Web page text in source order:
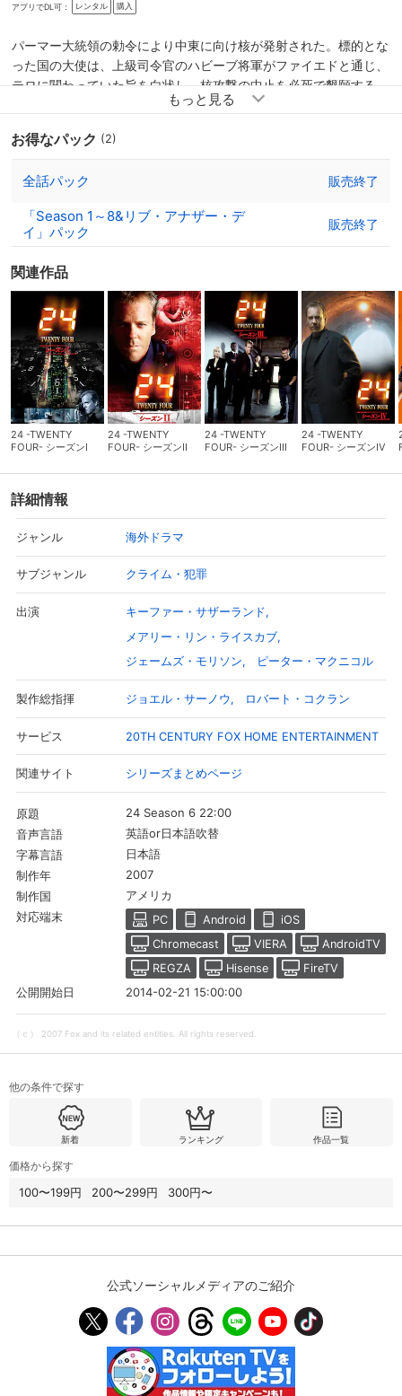
会員設定 会員情報
会員情報変更
基本情報、本人連絡先、パスワード 、クレ
ジットカード情報の変更が可能です。
決済方法変更 決済方法の変更が可能です。
Myクーポン
現在獲得済みのお得なクーポンを確認でき
ます。
と便利です。
お気に入りに登録した作品を確認できま
能です。
の削除も可能です。
サイト内で表示される作品の表示制限が可
能です。5段階の年齢区分から選択できま
す。
アプリでDL可： レンタル 購入
パーマー大統領の勅令により中東に向け核が発射された。標的とな
った国の大使は、上級司令官のハビーブ将軍がファイエドと通じ、
テロに関わっていた旨を白状し、核攻撃の中止を必死で懇願する。
情報を得たパーマーは攻撃を中止し、大使をホワイトハウスへ喚問
ジャックは、打開策が必要であることを悟り、ある秘策に打って出
お得なパック (2)
全話パック 販売終了
「Season 1～8&リブ・アナザー・デ
イ」パック
販売終了
関連作品
24 -TWENTY
FOUR- シーズンI
24 -TWENTY
FOUR- シーズンII
24 -TWENTY
FOUR- シーズンIII
24 -TWENTY
FOUR- シーズンIV
詳細情報
ジャンル 海外ドラマ
サブジャンル クライム・犯罪
出演
キーファー・サザーランド
メアリー・リン・ライスカブ
ジェームズ・モリソン
ピーター・マクニコル
製作総指揮 ジョエル・サーノウ ロバート・コクラン
サービス 20TH CENTURY FOX HOME ENTERTAINMENT
関連サイト シリーズまとめページ
原題 24 Season 6 22:00
音声言語 英語or日本語吹替
字幕言語 日本語
制作年 2007
制作国 アメリカ
対応端末 PC Android
iOS
Chromecast
VIERA
AndroidTV
REGZA
Hisense
FireTV
公開開始日
2014-02-21 15:00:00
（ｃ） 2007 Fox and its related entities. All rights reserved.
他の条件で探す
新着 ランキング 作品一覧
価格から探す
100〜199円 200〜299円 300円〜
公式ソーシャルメディアのご紹介